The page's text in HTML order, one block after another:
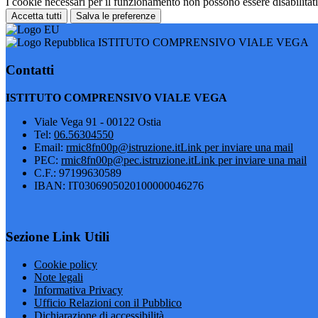
Accetta tutti Salva le preferenze
ISTITUTO COMPRENSIVO VIALE VEGA
Contatti
ISTITUTO COMPRENSIVO VIALE VEGA
Viale Vega 91 - 00122 Ostia
Tel: 06.56304550
Email: rmic8fn00p@istruzione.itLink per inviare una mail
PEC: rmic8fn00p@pec.istruzione.itLink per inviare una mail
C.F.: 97199630589
IBAN: IT0306905020100000046276
Sezione Link Utili
Cookie policy
Note legali
Informativa Privacy
Ufficio Relazioni con il Pubblico
Dichiarazione di accessibilità